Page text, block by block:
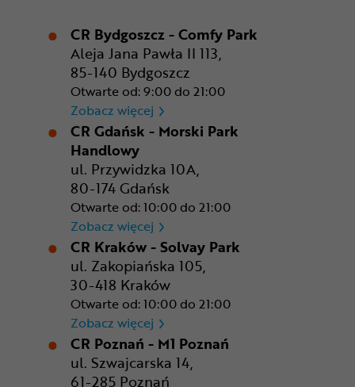
CR Bydgoszcz - Comfy Park
Aleja Jana Pawła II 113,
85-140 Bydgoszcz
Otwarte od: 9:00 do 21:00
Zobacz więcej CR Bydgoszcz - Comfy Park
CR Gdańsk - Morski Park
Handlowy
ul. Przywidzka 10A,
80-174 Gdańsk
Otwarte od: 10:00 do 21:00
Zobacz więcej CR Gdańsk - Morski Park
CR Kraków - Solvay Park
ul. Zakopiańska 105,
30-418 Kraków
Otwarte od: 10:00 do 21:00
Zobacz więcej CR Kraków - Solvay Park
CR Poznań - M1 Poznań
ul. Szwajcarska 14,
61-285 Poznań